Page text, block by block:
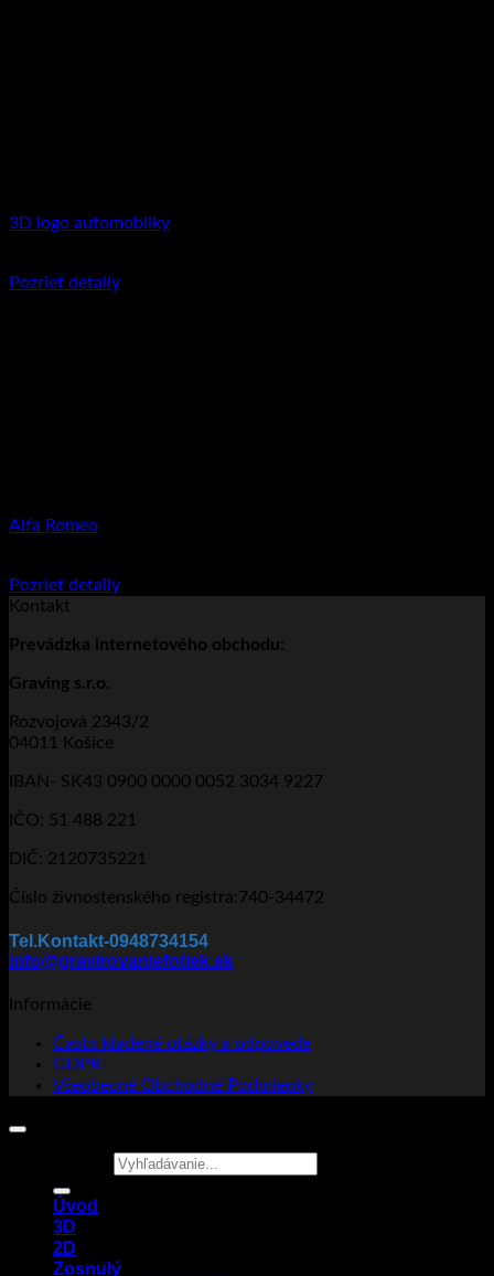
3D logo automobilky
Pozrieť detaily
Alfa Romeo
Pozrieť detaily
Kontakt
Prevádzka internetového obchodu:
Graving s.r.o.
Rozvojová 2343/2
04011 Košice
IBAN- SK43 0900 0000 0052 3034 9227
IČO: 51 488 221
DIČ: 2120735221
Číslo živnostenského registra:740-34472
Tel.Kontakt-0948734154
info@gravirovaniefotiek.sk
Informácie
Často kladené otázky a odpovede
GDPR
Všeobecné Obchodné Podmienky
Úvod
3D
2D
Zosnulý